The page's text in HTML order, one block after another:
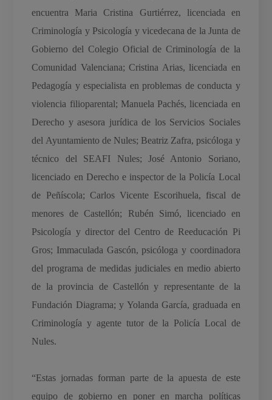
encuentra Maria Cristina Gurtiérrez, licenciada en
Criminología y Psicología y vicedecana de la Junta de
Gobierno del Colegio Oficial de Criminología de la
Comunidad Valenciana; Cristina Arias, licenciada en
Pedagogía y especialista en problemas de conducta y
violencia filioparental; Manuela Pachés, licenciada en
Derecho y asesora jurídica de los Servicios Sociales
del Ayuntamiento de Nules; Beatriz Zafra, psicóloga y
técnico del SEAFI Nules; José Antonio Soriano,
licenciado en Derecho e inspector de la Policía Local
de Peñíscola; Carlos Vicente Escorihuela, fiscal de
menores de Castellón; Rubén Simó, licenciado en
Psicología y director del Centro de Reeducación Pi
Gros; Immaculada Gascón, psicóloga y coordinadora
del programa de medidas judiciales en medio abierto
de la provincia de Castellón y representante de la
Fundación Diagrama; y Yolanda García, graduada en
Criminología y agente tutor de la Policía Local de
Nules.
“Estas jornadas forman parte de la apuesta de este
equipo de gobierno en poner en marcha políticas